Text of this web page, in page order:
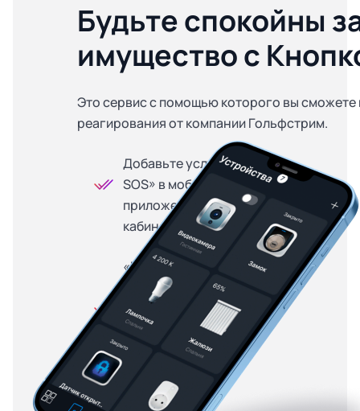
Будьте спокойны
имущество с
Это сервис с помощью которого вы сможете
реагирования от компании Гольфстрим.
Добавьте услугу «Кнопка
SOS» в мобильном
приложении или личном
кабинете
«Кнопка SOS» доступна
на особых условиях для
абонентов, купивших
оборудование в
рассрочку — от 299